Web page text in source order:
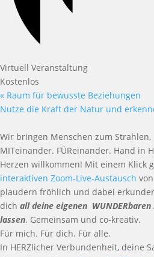
Virtuell Veranstaltung
Kostenlos
« Raum für bewusste Beziehungen
Nutze die Kraft der Natur und
Wir bringen Menschen zum
MITeinander. FÜReinander. Hand in
Herzen willkommen! Mit einem Klick
interaktiven Zoom-Live-Austausch
plaudern fröhlich und dabei
dich all deine eigenen
lassen. Gemeinsam und co-kreativ.
Für mich. Für dich. Für alle.
In HERZlicher Verbundenheit, deine